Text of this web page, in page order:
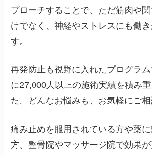
プローチすることで、ただ筋肉や
けでなく、神経やストレスにも働
す。
再発防止も視野に入れたプログラ
に27,000人以上の施術実績を積み
た。どんなお悩みも、お気軽にご相
痛み止めを服用されている方や薬
方、整骨院やマッサージ院で効果